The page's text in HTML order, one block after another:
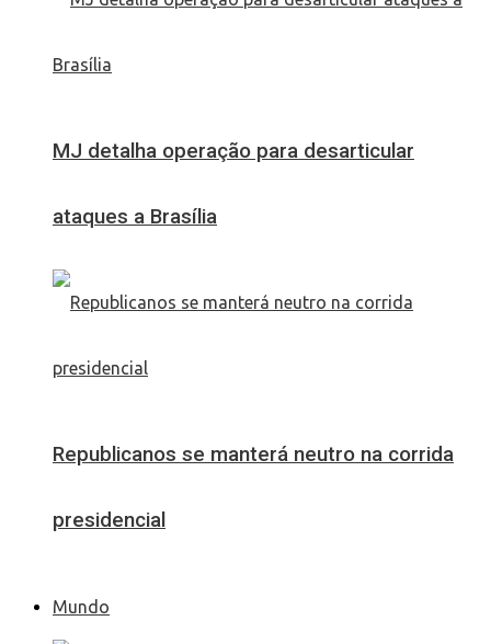
MJ detalha operação para desarticular
ataques a Brasília
Republicanos se manterá neutro na corrida
presidencial
Mundo